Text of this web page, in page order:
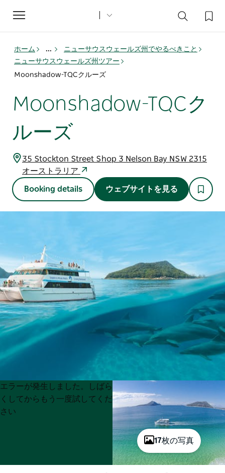
Toggle
navigation
ホーム ...
ニューサウスウェールズ州でやるべきこと
ニューサウスウェールズ州ツアー
Moonshadow-TQCクルーズ
Moonshadow-TQCク
ルーズ
35 Stockton Street Shop 3 Nelson Bay NSW 2315
オーストラリア
Booking details ウェブサイトを見る
17枚の写真
Product
List
Product
List
エラーが発生しました。しばら
くしてからもう一度試してくだ
さい